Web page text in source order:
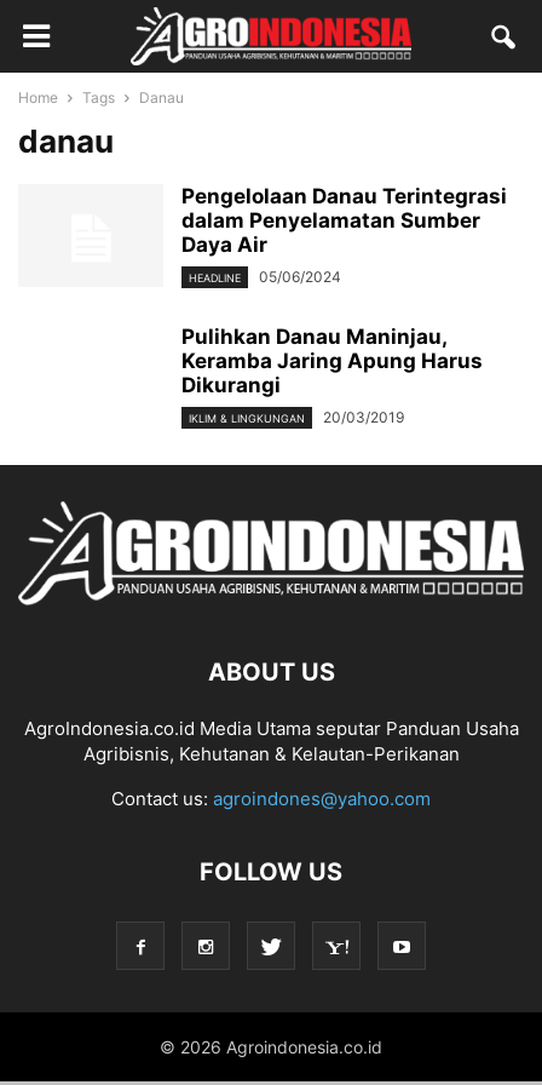
Home Tags Danau
danau
Pengelolaan Danau Terintegrasi
dalam Penyelamatan Sumber
Daya Air
HEADLINE 05/06/2024
Pulihkan Danau Maninjau,
Keramba Jaring Apung Harus
Dikurangi
IKLIM & LINGKUNGAN 20/03/2019
ABOUT US
AgroIndonesia.co.id Media Utama seputar Panduan Usaha
Agribisnis, Kehutanan & Kelautan-Perikanan
Contact us: agroindones@yahoo.com
FOLLOW US
© 2026 Agroindonesia.co.id